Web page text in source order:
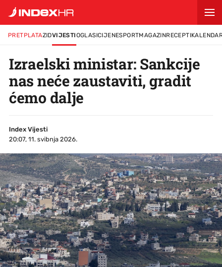
PRETPLATAZIDVIJESTIOGLASICIJENESPORTMAGAZINRECEPTI
Izraelski ministar: Sankcije
nas neće zaustaviti, gradit
ćemo dalje
Index Vijesti
20:07, 11. svibnja 2026.